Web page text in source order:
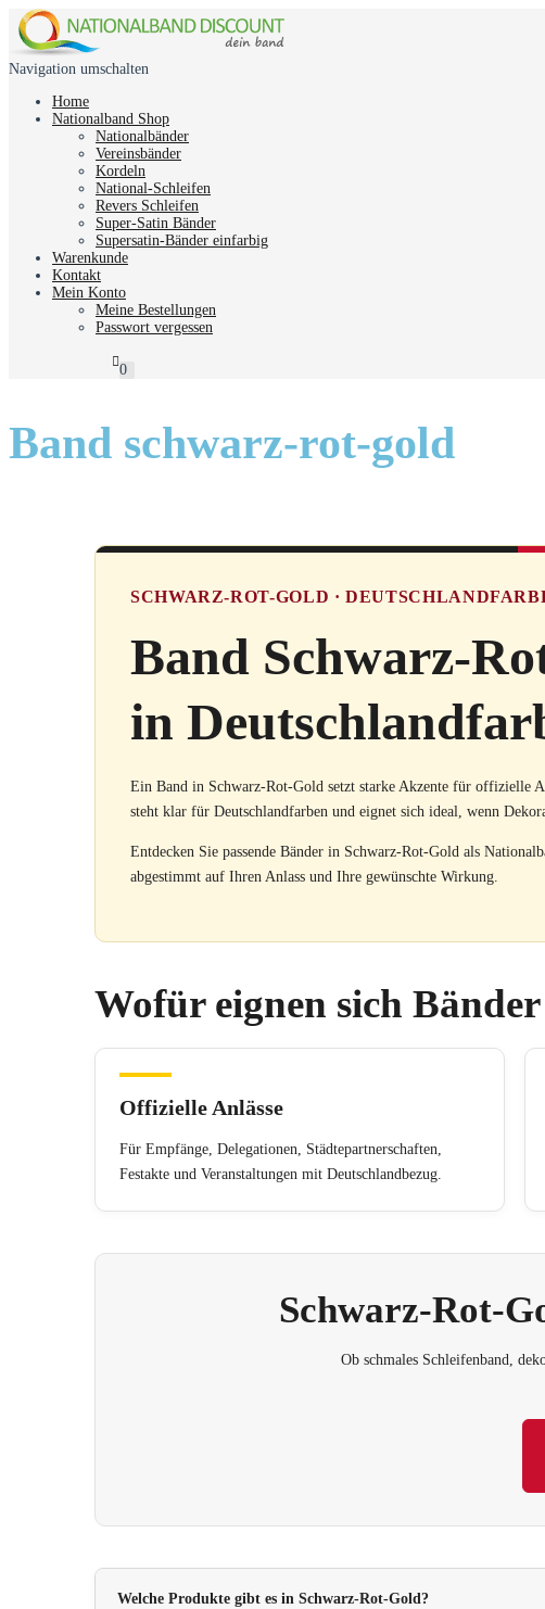
Navigation umschalten
Home
Nationalband Shop
Nationalbänder
Vereinsbänder
Kordeln
National-Schleifen
Revers Schleifen
Super-Satin Bänder
Supersatin-Bänder einfarbig
Warenkunde
Kontakt
Mein Konto
Meine Bestellungen
Passwort vergessen
0
Band schwarz-rot-gold
SCHWARZ-ROT-GOLD ·
Band Schwarz-
in
Ein Band in Schwarz-Rot-Gold setzt starke Akzente für offizielle
steht klar für Deutschlandfarben und eignet sich ideal, wenn
Entdecken Sie passende Bänder in Schwarz-Rot-Gold als
abgestimmt auf Ihren Anlass und Ihre gewünschte Wirkung.
Wofür eignen sich
Offizielle Anlässe
Für Empfänge, Delegationen, Städtepartnerschaften,
Festakte und Veranstaltungen mit Deutschlandbezug.
Schwarz-Rot-
Ob schmales Schleifenband,
Welche Produkte gibt es in Schwarz-Rot-Gold?